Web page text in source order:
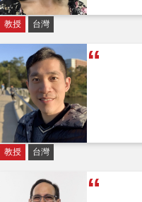
教授 台灣
教授 台灣